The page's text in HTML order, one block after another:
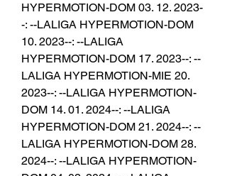
HYPERMOTION-DOM 03. 12. 2023-
-: --LALIGA HYPERMOTION-DOM
10. 2023--: --LALIGA
HYPERMOTION-DOM 17. 2023--: --
LALIGA HYPERMOTION-MIE 20.
2023--: --LALIGA HYPERMOTION-
DOM 14. 01. 2024--: --LALIGA
HYPERMOTION-DOM 21. 2024--: --
LALIGA HYPERMOTION-DOM 28.
2024--: --LALIGA HYPERMOTION-